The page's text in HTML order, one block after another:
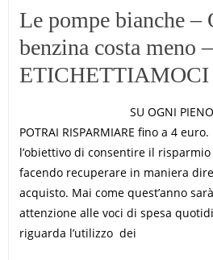
Le pompe bianche –
benzina costa meno –
ETICHETTIAMOCI
SU OGNI
POTRAI RISPARMIARE fino a 4
l’obiettivo di consentire il
facendo recuperare in maniera
acquisto. Mai come quest’anno
attenzione alle voci di spesa
riguarda l’utilizzo dei